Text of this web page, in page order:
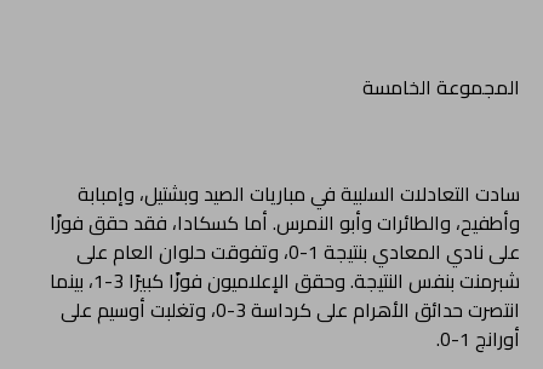
المجموعة الخامسة
سادت التعادلات السلبية في مباريات الصيد وبشتيل، وإمبابة
وأطفيح، والطائرات وأبو النمرس. أما كسكادا، فقد حقق فوزًا
على نادي المعادي بنتيجة 1-0، وتفوقت حلوان العام على
شبرمنت بنفس النتيجة. وحقق الإعلاميون فوزًا كبيرًا 3-1، بينما
انتصرت حدائق الأهرام على كرداسة 3-0، وتغلبت أوسيم على
أورانج 1-0.